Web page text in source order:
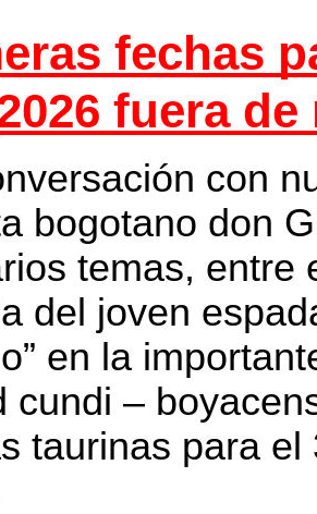
fechas
fuera
con
bogotano don
temas, entre
del joven
en la
cundi –
taurinas para